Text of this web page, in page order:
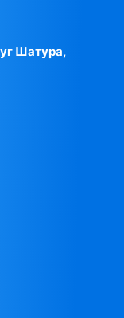
Шатура,